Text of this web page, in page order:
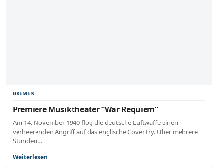
BREMEN
Premiere Musiktheater “War Requiem”
Am 14. November 1940 flog die deutsche Luftwaffe einen
verheerenden Angriff auf das englische Coventry. Über mehrere
Stunden…
Weiterlesen